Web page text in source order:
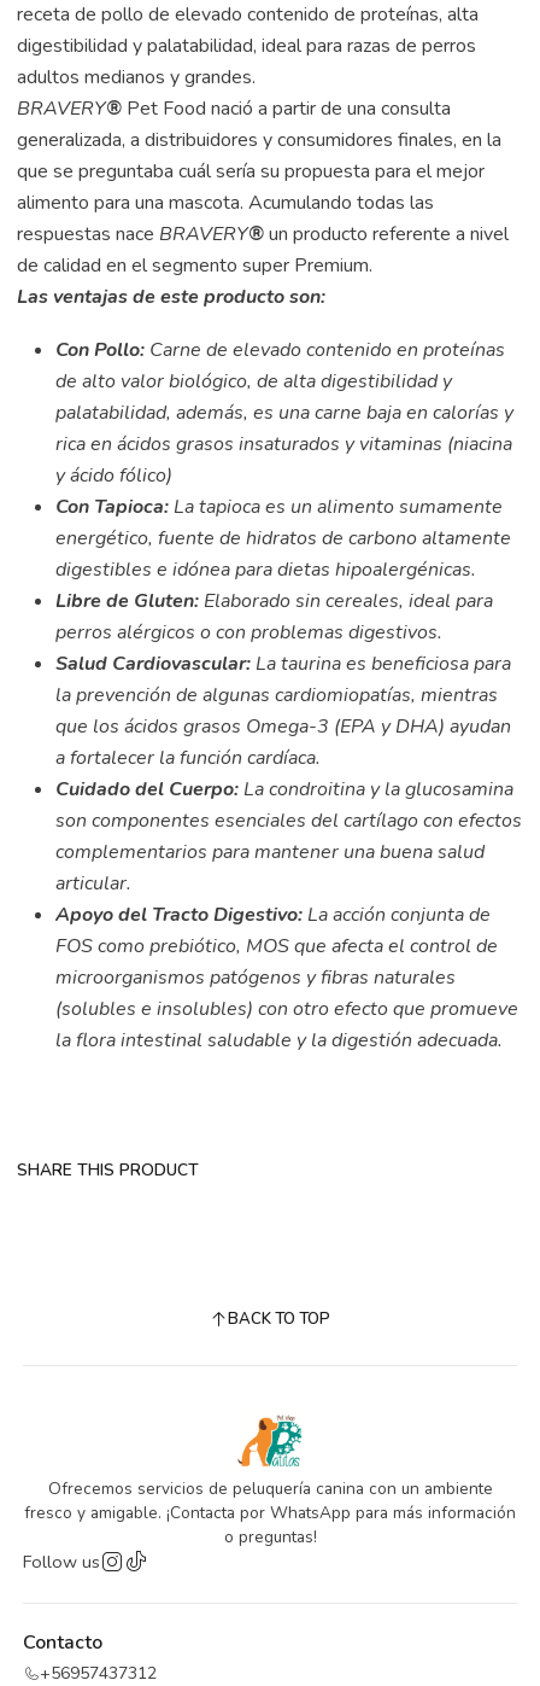
receta de pollo de elevado contenido de proteínas, alta
digestibilidad y palatabilidad, ideal para razas de perros
adultos medianos y grandes.
BRAVERY® Pet Food nació a partir de una consulta
generalizada, a distribuidores y consumidores finales, en la
que se preguntaba cuál sería su propuesta para el mejor
alimento para una mascota. Acumulando todas las
respuestas nace BRAVERY®un producto referente a nivel
de calidad en el segmento super Premium.
Las ventajas de este producto son:
Con Pollo: Carne de elevado contenido en proteínas
de alto valor biológico, de alta digestibilidad y
palatabilidad, además, es una carne baja en calorías y
rica en ácidos grasos insaturados y vitaminas (niacina
y ácido fólico)
Con Tapioca: La tapioca es un alimento sumamente
energético, fuente de hidratos de carbono altamente
digestibles e idónea para dietas hipoalergénicas.
Libre de Gluten: Elaborado sin cereales, ideal para
perros alérgicos o con problemas digestivos.
Salud Cardiovascular: La taurina es beneficiosa para
la prevención de algunas cardiomiopatías, mientras
que los ácidos grasos Omega-3 (EPA y DHA) ayudan
a fortalecer la función cardíaca.
Cuidado del Cuerpo: La condroitina y la glucosamina
son componentes esenciales del cartílago con efectos
complementarios para mantener una buena salud
articular.
Apoyo del Tracto Digestivo: La acción conjunta de
FOS como prebiótico, MOS que afecta el control de
microorganismos patógenos y fibras naturales
(solubles e insolubles) con otro efecto que promueve
la flora intestinal saludable y la digestión adecuada.
SHARE THIS PRODUCT
BACK TO TOP
Ofrecemos servicios de peluquería canina con un ambiente
fresco y amigable. ¡Contacta por WhatsApp para más información
o preguntas!
Follow us
Contacto
+56957437312